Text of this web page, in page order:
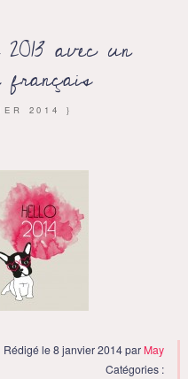
avec un
français
2014 }
Rédigé le 8 janvier 2014 par May
Catégories :